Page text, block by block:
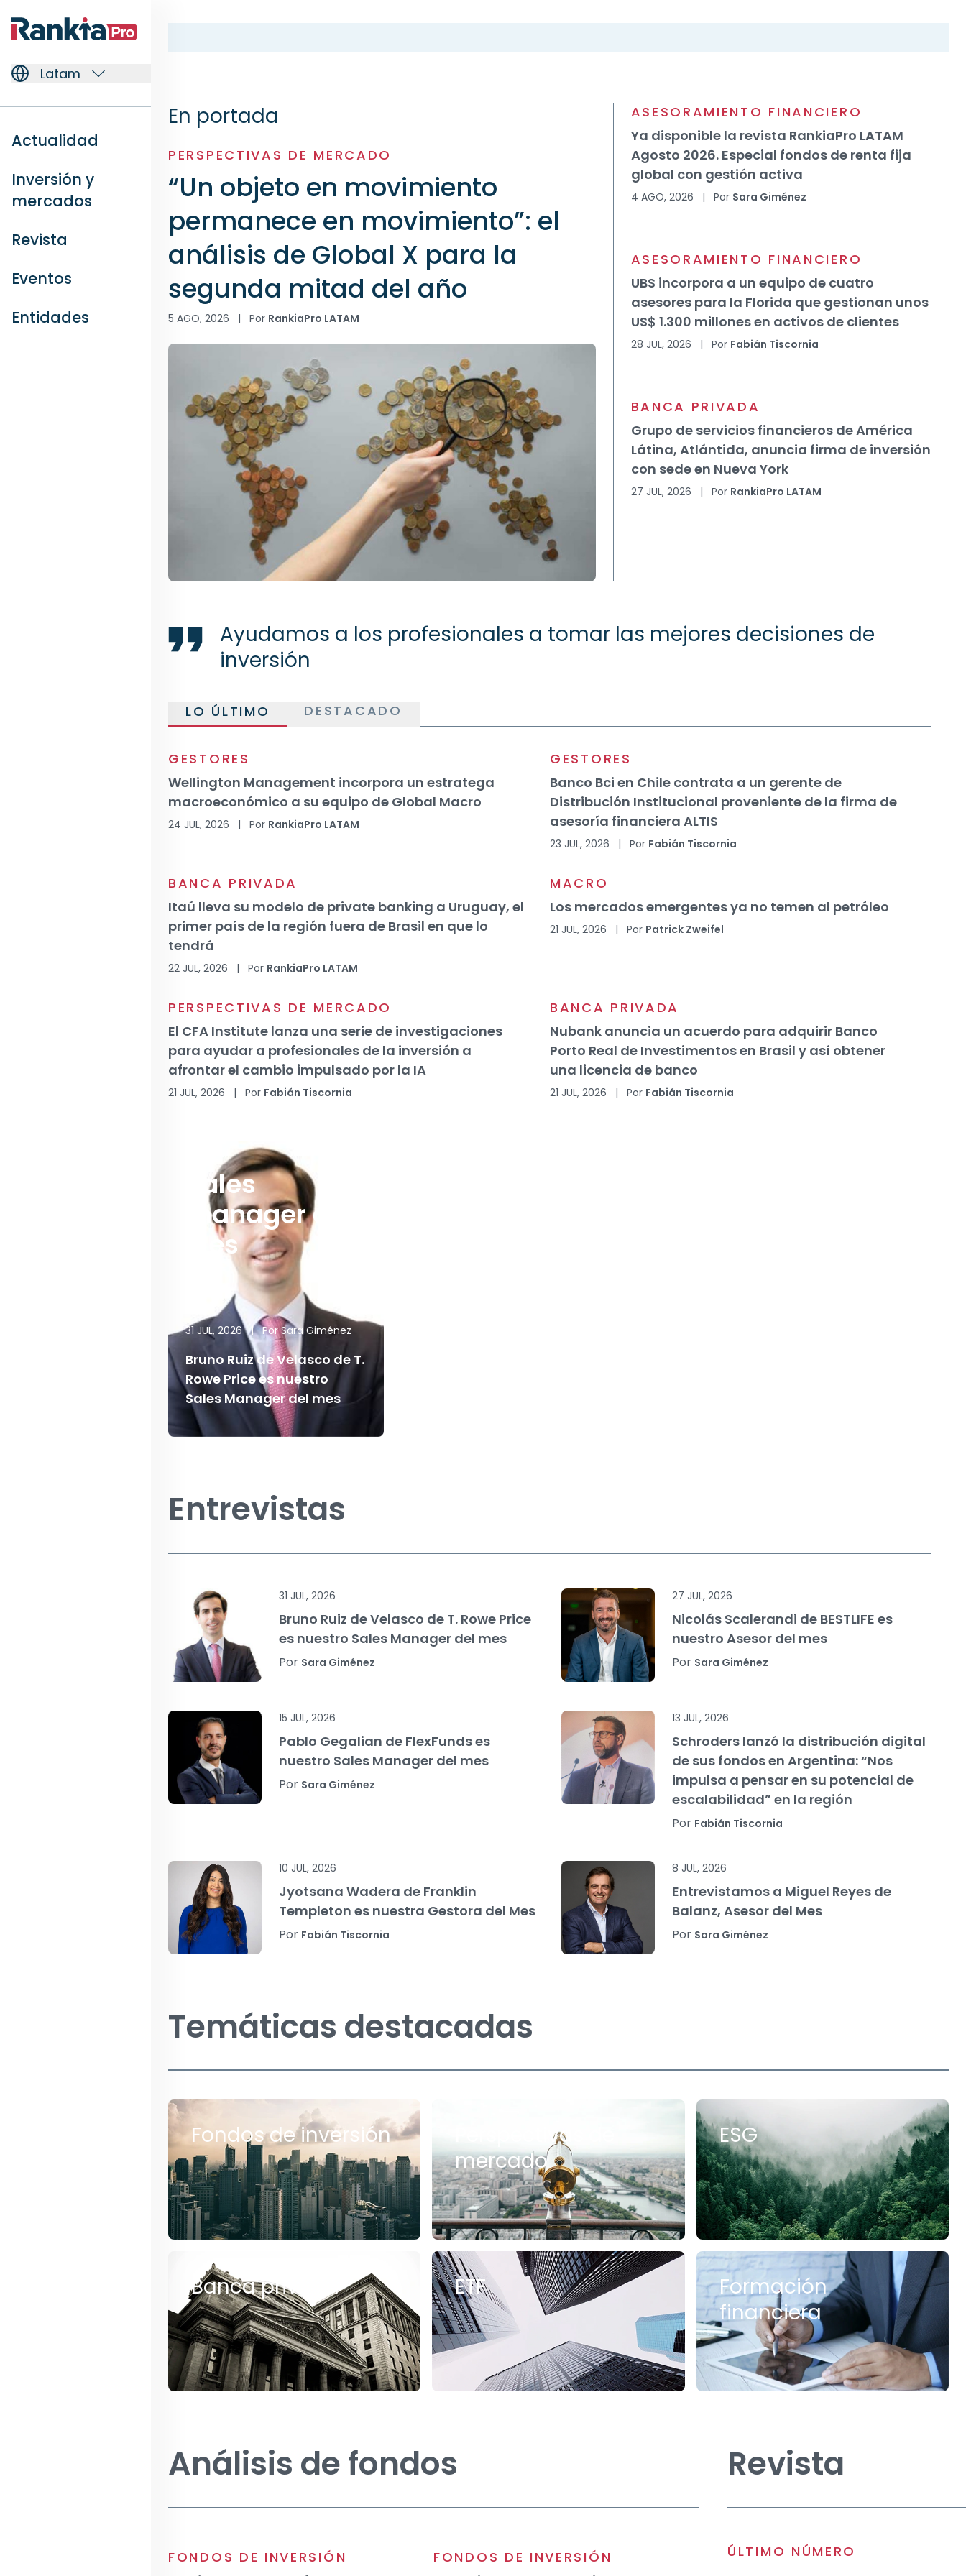
Latam
Actualidad
Inversión y
mercados
Revista
Eventos
Entidades
En portada
PERSPECTIVAS DE MERCADO
“Un objeto en movimiento
permanece en movimiento”: el
análisis de Global X para la
segunda mitad del año
5 AGO, 2026 | Por RankiaPro LATAM
ASESORAMIENTO FINANCIERO
Ya disponible la revista RankiaPro LATAM
Agosto 2026. Especial fondos de renta fija
global con gestión activa
4 AGO, 2026 | Por Sara Giménez
ASESORAMIENTO FINANCIERO
UBS incorpora a un equipo de cuatro
asesores para la Florida que gestionan unos
US$ 1.300 millones en activos de clientes
28 JUL, 2026 | Por Fabián Tiscornia
BANCA PRIVADA
Grupo de servicios financieros de América
Látina, Atlántida, anuncia firma de inversión
con sede en Nueva York
27 JUL, 2026 | Por RankiaPro LATAM
Ayudamos a los profesionales a tomar las mejores decisiones de
inversión
LO ÚLTIMO DESTACADO
GESTORES
Wellington Management incorpora un estratega
macroeconómico a su equipo de Global Macro
24 JUL, 2026 | Por RankiaPro LATAM
GESTORES
Banco Bci en Chile contrata a un gerente de
Distribución Institucional proveniente de la firma de
asesoría financiera ALTIS
23 JUL, 2026 | Por Fabián Tiscornia
BANCA PRIVADA
Itaú lleva su modelo de private banking a Uruguay, el
primer país de la región fuera de Brasil en que lo
tendrá
22 JUL, 2026 | Por RankiaPro LATAM
MACRO
Los mercados emergentes ya no temen al petróleo
21 JUL, 2026 | Por Patrick Zweifel
PERSPECTIVAS DE MERCADO
El CFA Institute lanza una serie de investigaciones
para ayudar a profesionales de la inversión a
afrontar el cambio impulsado por la IA
21 JUL, 2026 | Por Fabián Tiscornia
BANCA PRIVADA
Nubank anuncia un acuerdo para adquirir Banco
Porto Real de Investimentos en Brasil y así obtener
una licencia de banco
21 JUL, 2026 | Por Fabián Tiscornia
Sales
manager del
Mes
31 JUL, 2026|Por Sara Giménez
Bruno Ruiz de Velasco de T.
Rowe Price es nuestro
Sales Manager del mes
Entrevistas
31 JUL, 2026
Bruno Ruiz de Velasco de T. Rowe Price
es nuestro Sales Manager del mes
Por Sara Giménez
27 JUL, 2026
Nicolás Scalerandi de BESTLIFE es
nuestro Asesor del mes
Por Sara Giménez
15 JUL, 2026
Pablo Gegalian de FlexFunds es
nuestro Sales Manager del mes
Por Sara Giménez
13 JUL, 2026
Schroders lanzó la distribución digital
de sus fondos en Argentina: “Nos
impulsa a pensar en su potencial de
escalabilidad” en la región
Por Fabián Tiscornia
10 JUL, 2026
Jyotsana Wadera de Franklin
Templeton es nuestra Gestora del Mes
Por Fabián Tiscornia
8 JUL, 2026
Entrevistamos a Miguel Reyes de
Balanz, Asesor del Mes
Por Sara Giménez
Temáticas destacadas
Fondos de inversión
Perspectivas de
mercado
ESG
Banca privada ETF
Formación
financiera
Análisis de fondos
FONDOS DE INVERSIÓN
FONDOS DE INVERSIÓN
Revista
ÚLTIMO NÚMERO